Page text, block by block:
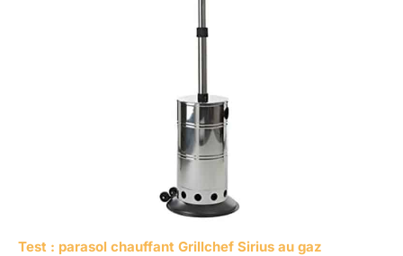
Test : parasol chauffant Grillchef Sirius au gaz